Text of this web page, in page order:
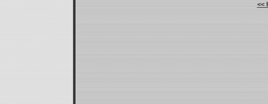
<<